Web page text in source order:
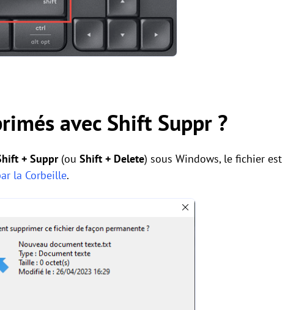
avec Shift Suppr ?
+ Suppr(ou Shift + Delete) sous Windows, le fichier est
la Corbeille.